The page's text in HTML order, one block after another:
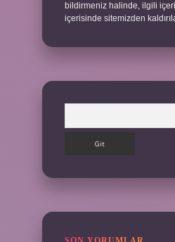
bildirmeniz halinde, ilgili
içerisinde sitemizden